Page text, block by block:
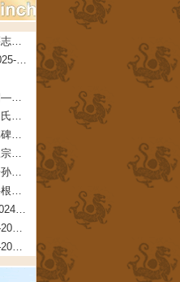
【师氏家谱源流】洧北师氏六世祖师引昌墓志铭——2026-4-5
【麦氏家谱源流】麦氏分布（部份）——2025-3-5
【杭氏家谱源流】杭氏目前十六部家谱介绍——2024-5-22
【田氏家谱源流】【田氏文化】山东郓城田氏——2024-5-18
【田氏家谱源流】【田氏文化】关于纪念碑碑文的说明——2024-4-13
【田氏家谱源流】【田氏文化】归德田氏三宗支：“三田一家”的考证依据及考证过程——2024-4-4
【何氏家谱源流】云南宣威杨柳留田何姓子孙寻根启示——2024-3-6
【何氏家谱源流】云南宣威杨柳留田何姓寻根启示——2024-3-6
【盖氏家谱源流】盖GUO姓读音考证——2024-2-26
【盖氏家谱源流】盖氏统谱序（东营）——2024-2-7
【盖氏家谱源流】起名字辈是什么意思——2024-2-6